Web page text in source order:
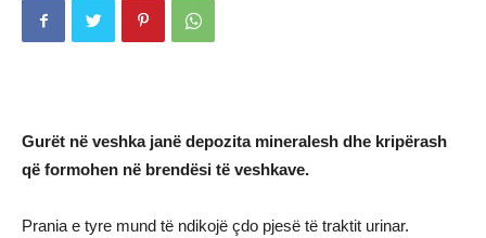
Gurët në veshka janë depozita mineralesh dhe kripërash
që formohen në brendësi të veshkave.
Prania e tyre mund të ndikojë çdo pjesë të traktit urinar.